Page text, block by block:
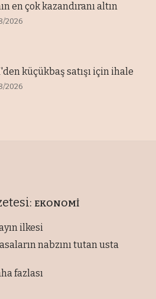
en çok kazandıranı altın
2026
küçükbaş satışı için ihale
2026
EKONOMİ
ilkesi
nabzını tutan usta
fazlası